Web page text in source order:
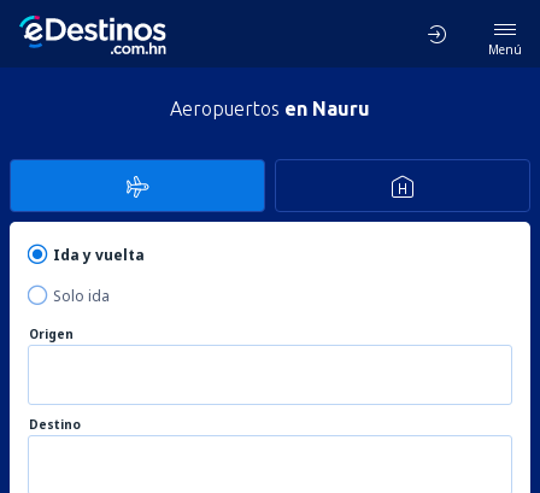
Menú
Aeropuertos en Nauru
Ida y vuelta
Solo ida
Origen
Destino